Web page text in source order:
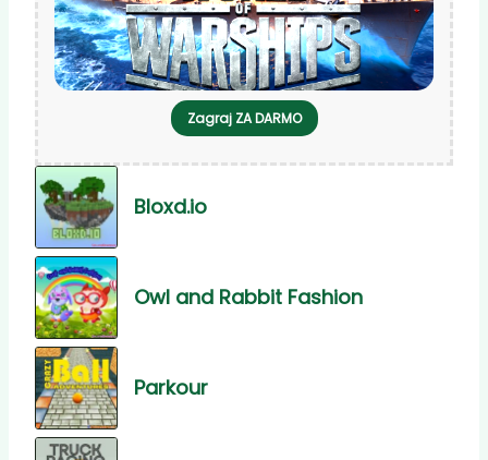
Zagraj ZA DARMO
Bloxd.io
Owl and Rabbit Fashion
Parkour